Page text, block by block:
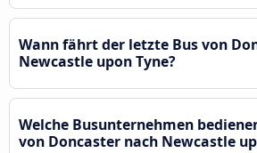
Wann fährt der letzte Bus von
Newcastle upon Tyne?
Welche Busunternehmen
von Doncaster nach Newcastle